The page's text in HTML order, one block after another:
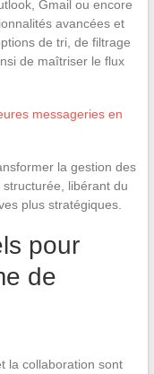
Gmail ou encore
avancées et
de tri, de filtrage
de maîtriser le flux
messageries en
la gestion des
libérant du
plus stratégiques.
pour
de
la collaboration sont